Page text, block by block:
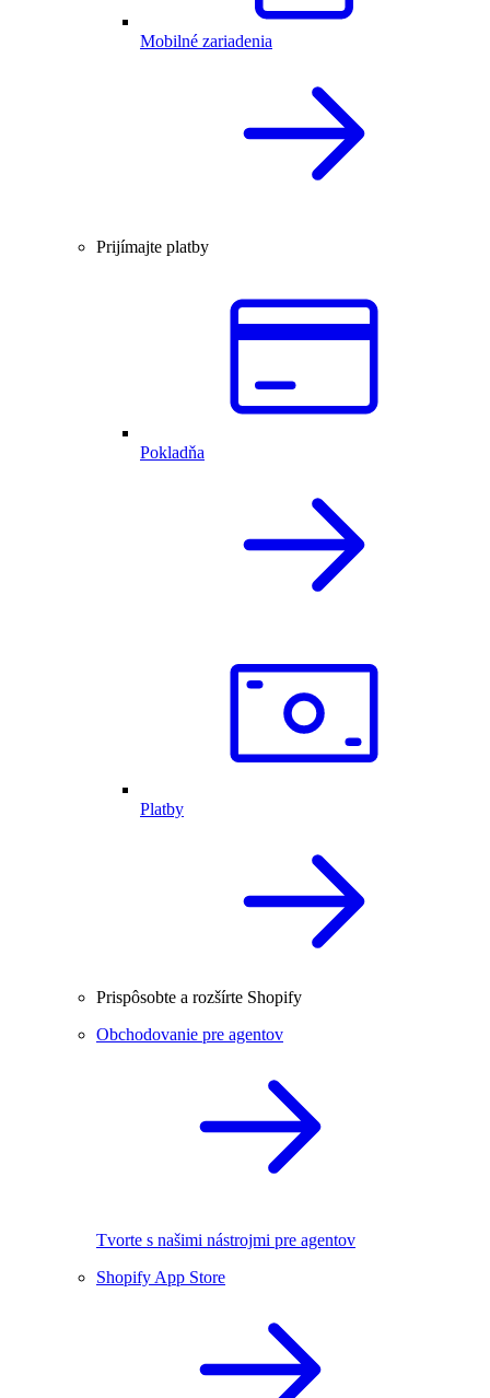
Mobilné zariadenia
Prijímajte platby
Pokladňa
Platby
Prispôsobte a rozšírte Shopify
Obchodovanie pre agentov
Tvorte s našimi nástrojmi pre agentov
Shopify App Store